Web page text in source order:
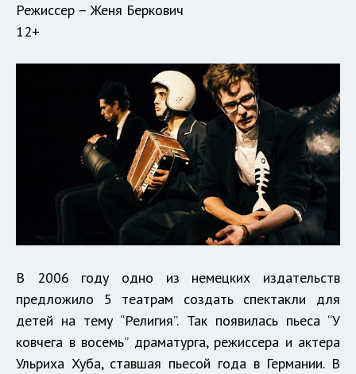
Режиссер – Женя Беркович
12+
В 2006 году одно из немецких издательств
предложило 5 театрам создать спектакли для
детей на тему “Религия”. Так появилась пьеса “У
ковчега в восемь” драматурга, режиссера и актера
Ульриха Хуба, ставшая пьесой года в Германии. В